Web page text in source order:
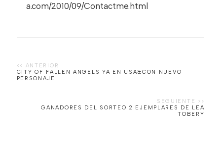
a.com/2010/09/Contactme.html
CITY OF FALLEN ANGELS YA EN USA&CON NUEVO
PERSONAJE
GANADORES DEL SORTEO 2 EJEMPLARES DE LEA
TOBERY